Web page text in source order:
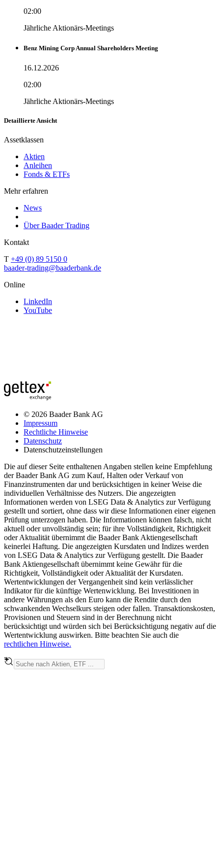
02:00
Jährliche Aktionärs-Meetings
Benz Mining Corp Annual Shareholders Meeting
16.12.2026
02:00
Jährliche Aktionärs-Meetings
Detaillierte Ansicht
Assetklassen
Aktien
Anleihen
Fonds & ETFs
Mehr erfahren
News
Über Baader Trading
Kontakt
T +49 (0) 89 5150 0
baader-trading@baaderbank.de
Online
LinkedIn
YouTube
© 2026 Baader Bank AG
Impressum
Rechtliche Hinweise
Datenschutz
Datenschutzeinstellungen
Die auf dieser Seite enthaltenen Angaben stellen keine Empfehlung
der Baader Bank AG zum Kauf, Halten oder Verkauf von
Finanzinstrumenten dar und berücksichtigen in keiner Weise die
individuellen Verhältnisse des Nutzers. Die angezeigten
Informationen werden von LSEG Data & Analytics zur Verfügung
gestellt und sortiert, ohne dass wir diese Informationen einer eigenen
Prüfung unterzogen haben. Die Informationen können falsch, nicht
aktuell oder unvollständig sein; für ihre Vollständigkeit, Richtigkeit
oder Aktualität übernimmt die Baader Bank Aktiengesellschaft
keinerlei Haftung. Die angezeigten Kursdaten und Indizes werden
von LSEG Data & Analytics zur Verfügung gestellt. Die Baader
Bank Aktiengesellschaft übernimmt keine Gewähr für die
Richtigkeit, Vollständigkeit oder Aktualität der Kursdaten.
Wertentwicklungen der Vergangenheit sind kein verlässlicher
Indikator für die künftige Wertenwicklung. Bei Investitionen in
andere Währungen als den Euro kann die Rendite durch den
schwankenden Wechselkurs steigen oder fallen. Transaktionskosten,
Provisionen und Steuern sind in der Berechnung nicht
berücksichtigt und würden sich bei Berücksichtigung negativ auf die
Wertentwicklung auswirken. Bitte beachten Sie auch die
rechtlichen Hinweise.